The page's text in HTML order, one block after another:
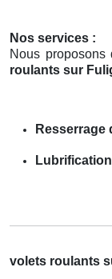
Nos services :
Nous proposons
roulants sur
Resserrage
volets roulants